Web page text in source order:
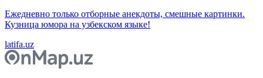
Ежедневно только отборные анекдоты, смешные картинки.
Кузница юмора на узбекском языке!
latifa.uz